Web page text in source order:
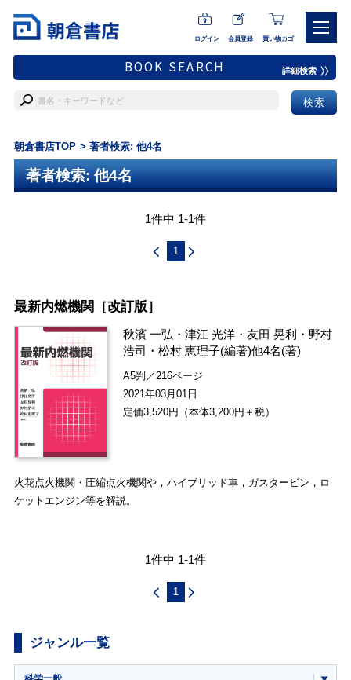
ログイン 会員登録 買い物カゴ
BOOK SEARCH 詳細検索
朝倉書店TOP 著者検索: 他4名
著者検索: 他4名
1件中 1-1件
1
最新内燃機関［改訂版］
秋濱 一弘 ・津江 光洋 ・友田 晃利 ・ 野村
浩司 ・松村 恵理子(編著)他4名(著)
A5判／216ページ
2021年03月01日
定価3,520円（本体3,200円＋税）
火花点火機関・圧縮点火機関や，ハイブリッド車，ガスタービン，ロ
ケットエンジン等を解説。
1件中 1-1件
1
ジャンル一覧